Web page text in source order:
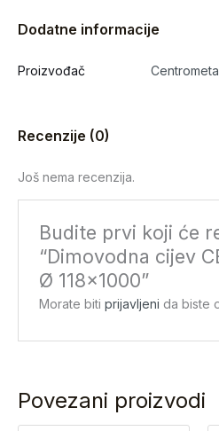
Dodatne informacije
Proizvođač
Recenzije (0)
Još nema recenzija.
Budite prvi koji će
“Dimovodna cijev
Ø 118×1000”
Morate bitiprijavljeni da biste
Povezani proizvodi